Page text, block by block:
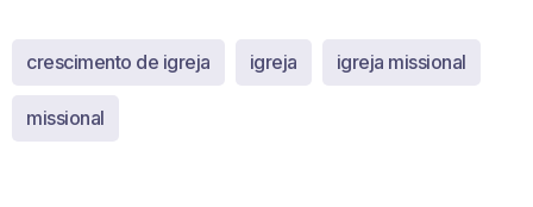
crescimento de igreja igreja igreja missional
missional